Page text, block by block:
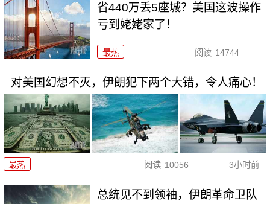
省440万丢5座城？美国这波操作
亏到姥姥家了！
最热 阅读 14744
对美国幻想不灭，伊朗犯下两个大错，令人痛心！
最热 阅读 10056 3小时前
总统见不到领袖，伊朗革命卫队